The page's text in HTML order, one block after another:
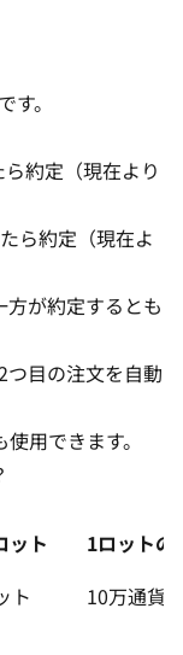
。
約定（現在より
ら約定（現在よ
が約定するとも
目の注文を自動
用できます。
ット
1ロットの
ト 10万通貨